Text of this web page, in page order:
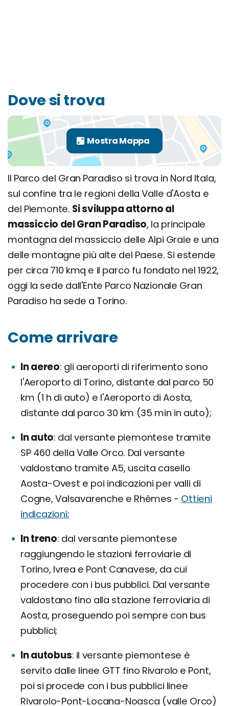
Dove si trova
Il Parco del Gran Paradiso si trova in Nord Itala,
sul confine tra le regioni della Valle d'Aosta e
del Piemonte. Si sviluppa attorno al
massiccio del Gran Paradiso, la principale
montagna del massiccio delle Alpi Graie e una
delle montagne più alte del Paese. Si estende
per circa 710 kmq e il parco fu fondato nel 1922,
oggi la sede dall'Ente Parco Nazionale Gran
Paradiso ha sede a Torino.
Come arrivare
In aereo gli aeroporti di riferimento sono
l'Aeroporto di Torino, distante dal parco 50
km (1 h di auto) e l'Aeroporto di Aosta,
distante dal parco 30 km (35 min in auto);
In auto dal versante piemontese tramite
SP 460 della Valle Orco. Dal versante
valdostano tramite A5, uscita casello
Aosta-Ovest e poi indicazioni per valli di
Cogne, Valsavarenche e Rhêmes - Ottieni
indicazioni;
In treno dal versante piemontese
raggiungendo le stazioni ferroviarie di
Torino, Ivrea e Pont Canavese, da cui
procedere con i bus pubblici. Dal versante
valdostano fino alla stazione ferroviaria di
Aosta, proseguendo poi sempre con bus
pubblici;
In autobus il versante piemontese è
servito dalle linee GTT fino Rivarolo e Pont,
poi si procede con i bus pubblici linee
Rivarolo-Pont-Locana-Noasca (valle Orco)